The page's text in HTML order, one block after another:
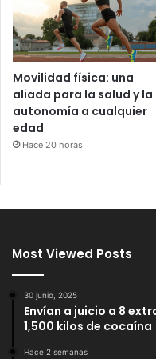
Movilidad física: una
aliada para la salud y la
autonomía a cualquier
edad
Hace 20 horas
Most Viewed Posts
30 junio, 2025
Envían a juicio a 8
1,500 kilos de cocaína
Hace 2 semanas